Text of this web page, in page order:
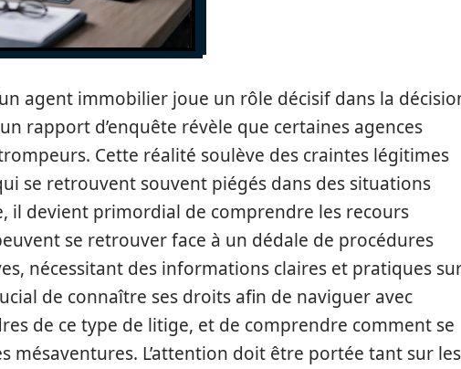
agent immobilier joue un rôle décisif dans la
rapport d’enquête révèle que certaines agences
Cette réalité soulève des craintes légitimes
se retrouvent souvent piégés dans des situations
il devient primordial de comprendre les recours
se retrouver face à un dédale de procédures
nécessitant des informations claires et pratiques
de connaître ses droits afin de naviguer avec
de ce type de litige, et de comprendre comment se
mésaventures. L’attention doit être portée tant sur les